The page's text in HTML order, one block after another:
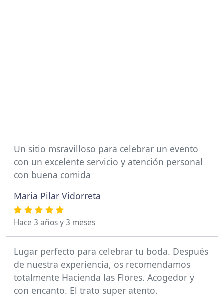
Un sitio msravilloso para celebrar un evento
con un excelente servicio y atención personal
con buena comida
Maria Pilar Vidorreta
Hace 3 años y 3 meses
Lugar perfecto para celebrar tu boda. Después
de nuestra experiencia, os recomendamos
totalmente Hacienda las Flores. Acogedor y
con encanto. El trato super atento.